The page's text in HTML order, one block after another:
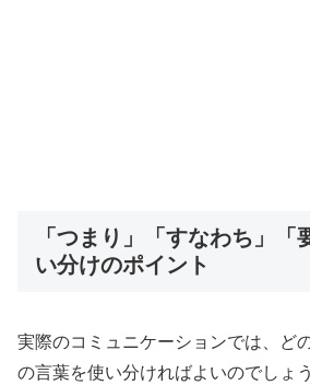
「つまり」「すなわち」「
い分けのポイント
実際のコミュニケーションでは、ど
の言葉を使い分ければよいのでしょう